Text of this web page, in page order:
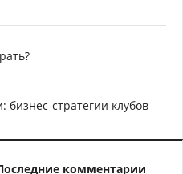
стратегии клубов
комментарии